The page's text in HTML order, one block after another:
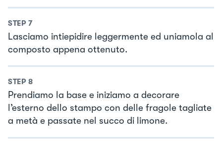
STEP 7
Lasciamo intiepidire leggermente ed uniamola al
composto appena ottenuto.
STEP 8
Prendiamo la base e iniziamo a decorare
l’esterno dello stampo con delle fragole tagliate
a metà e passate nel succo di limone.